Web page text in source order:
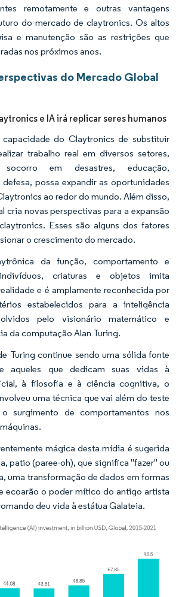
remotamente e outras vantagens
do mercado de claytronics. Os altos
e manutenção são as restrições que
nos próximos anos.
do Mercado Global
e IA irá replicar seres humanos
capacidade do Claytronics de substituir
trabalho real em diversos setores,
em desastres, educação,
possa expandir as oportunidades
ao redor do mundo. Além disso,
cria novas perspectivas para a expansão
Esses são alguns dos fatores
o crescimento do mercado.
da função, comportamento e
criaturas e objetos imita
e é amplamente reconhecida por
estabelecidos para a inteligência
pelo visionário matemático e
da computação Alan Turing.
Turing continue sendo uma sólida fonte
aqueles que dedicam suas vidas à
à filosofia e à ciência cognitiva, o
uma técnica que vai além do teste
surgimento de comportamentos nos
mágica desta mídia é sugerida
patio (paree-oh), que significa "fazer" ou
uma transformação de dados em formas
ecoarão o poder mítico do antigo artista
deu vida à estátua Galateia.